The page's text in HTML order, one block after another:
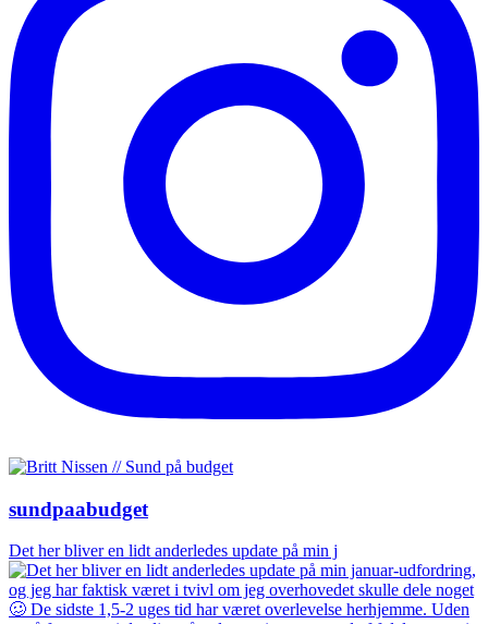
sundpaabudget
Det her bliver en lidt anderledes update på min j